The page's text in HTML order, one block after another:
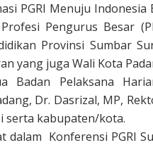
PGRI Menuju
Pengurus Besar
Provinsi Sumbar
yang juga Wali Kota
Badan Pelaksana
Dr. Dasrizal, MP,
serta kabupaten/kota.
dalam Konferensi PGRI